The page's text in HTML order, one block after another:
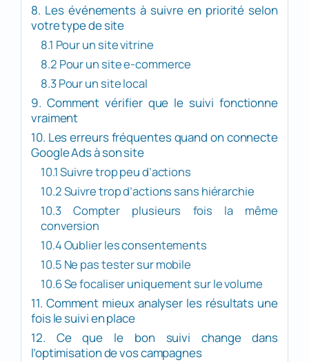
8. Les événements à suivre en priorité selon
votre type de site
8.1 Pour un site vitrine
8.2 Pour un site e-commerce
8.3 Pour un site local
9. Comment vérifier que le suivi fonctionne
vraiment
10. Les erreurs fréquentes quand on connecte
Google Ads à son site
10.1 Suivre trop peu d’actions
10.2 Suivre trop d’actions sans hiérarchie
10.3 Compter plusieurs fois la même
conversion
10.4 Oublier les consentements
10.5 Ne pas tester sur mobile
10.6 Se focaliser uniquement sur le volume
11. Comment mieux analyser les résultats une
fois le suivi en place
12. Ce que le bon suivi change dans
l’optimisation de vos campagnes